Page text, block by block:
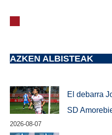
AZKEN ALBISTEAK
El debarra
SD
2026-08-07